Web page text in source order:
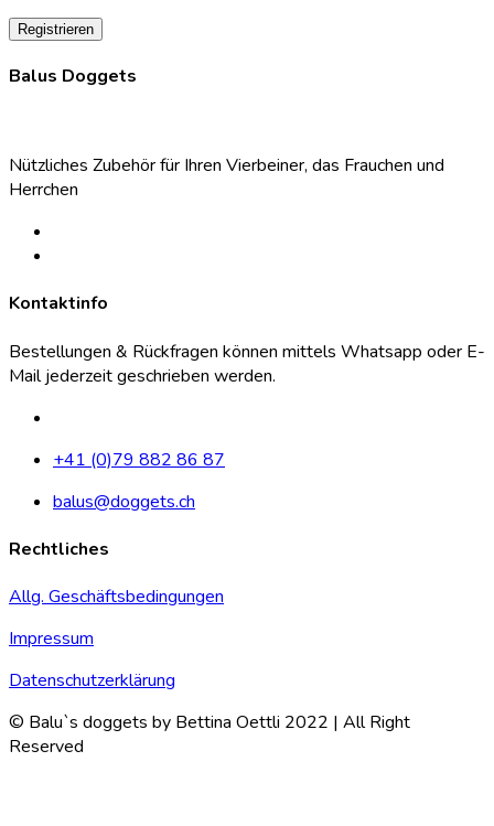
Registrieren
Balus Doggets
Nützliches Zubehör für Ihren Vierbeiner, das Frauchen und
Herrchen
Kontaktinfo
Bestellungen & Rückfragen können mittels Whatsapp oder E-
Mail jederzeit geschrieben werden.
+41 (0)79 882 86 87
balus@doggets.ch
Rechtliches
Allg. Geschäftsbedingungen
Impressum
Datenschutzerklärung
© Balu`s doggets by Bettina Oettli 2022 | All Right
Reserved